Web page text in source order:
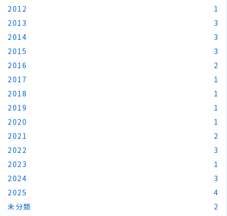
2012
1
2013
3
2014
3
2015
3
2016
2
2017
1
2018
1
2019
1
2020
1
2021
2
2022
3
2023
1
2024
3
2025
4
未分類
2